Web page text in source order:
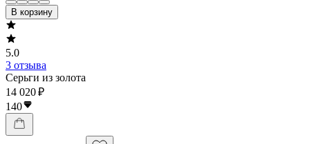
В корзину
5.0
3 отзыва
Серьги из золота
14 020 ₽
140